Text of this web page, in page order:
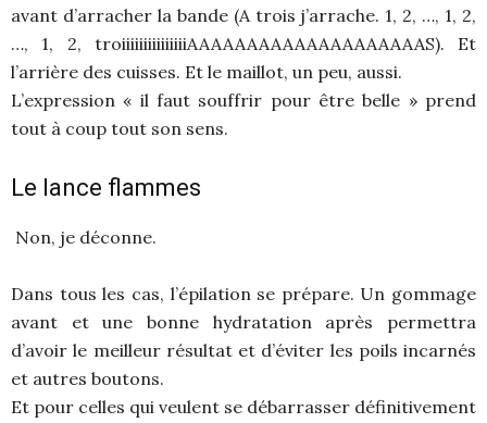
avant d’arracher la bande (A trois j’arrache. 1, 2, …, 1, 2,
…, 1, 2, troiiiiiiiiiiiiiiiAAAAAAAAAAAAAAAAAAAAS). Et
l’arrière des cuisses. Et le maillot, un peu, aussi.
L’expression « il faut souffrir pour être belle » prend
tout à coup tout son sens.
Le lance flammes
Non, je déconne.
Dans tous les cas, l’épilation se prépare. Un gommage
avant et une bonne hydratation après permettra
d’avoir le meilleur résultat et d’éviter les poils incarnés
et autres boutons.
Et pour celles qui veulent se débarrasser définitivement